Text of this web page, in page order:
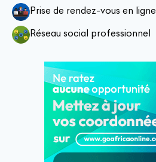
Prise de rendez-vous en ligne
Réseau social professionnel